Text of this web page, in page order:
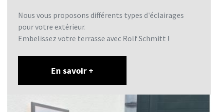
Nous vous proposons différents types d'éclairages
pour votre extérieur.
Embelissez votre terrasse avec Rolf Schmitt !
En savoir +